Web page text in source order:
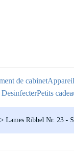
de cabinet
Petits
> Lames Ribbel Nr. 23 -